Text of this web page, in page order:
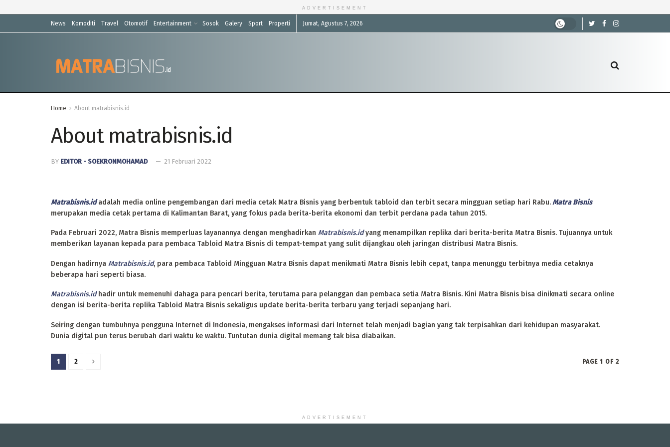
ADVERTISEMENT
News Komoditi Travel Otomotif Entertainment Sosok Galery Sport Properti Jumat, Agustus 7, 2026
Home About matrabisnis.id
About matrabisnis.id
BY EDITOR - SOEKRONMOHAMAD 21 Februari 2022
Matrabisnis.idadalah media online pengembangan dari media cetak Matra Bisnis yang berbentuk tabloid dan terbit secara mingguan setiap hari Rabu.Matra Bisnis
merupakan media cetak pertama di Kalimantan Barat, yang fokus pada berita-berita ekonomi dan terbit perdana pada tahun 2015.
Pada Februari 2022, Matra Bisnis memperluas layanannya dengan menghadirkan Matrabisnis.idyang menampilkan replika dari berita-berita Matra Bisnis. Tujuannya untuk
memberikan layanan kepada para pembaca Tabloid Matra Bisnis di tempat-tempat yang sulit dijangkau oleh jaringan distribusi Matra Bisnis.
Dengan hadirnya Matrabisnis.id, para pembaca Tabloid Mingguan Matra Bisnis dapat menikmati Matra Bisnis lebih cepat, tanpa menunggu terbitnya media cetaknya
beberapa hari seperti biasa.
Matrabisnis.idhadir untuk memenuhi dahaga para pencari berita, terutama para pelanggan dan pembaca setia Matra Bisnis. Kini Matra Bisnis bisa dinikmati secara online
dengan isi berita-berita replika Tabloid Matra Bisnis sekaligus update berita-berita terbaru yang terjadi sepanjang hari.
Seiring dengan tumbuhnya pengguna Internet di Indonesia, mengakses informasi dari Internet telah menjadi bagian yang tak terpisahkan dari kehidupan masyarakat.
Dunia digital pun terus berubah dari waktu ke waktu. Tuntutan dunia digital memang tak bisa diabaikan.
PAGE 1 OF 2
1 2
ADVERTISEMENT